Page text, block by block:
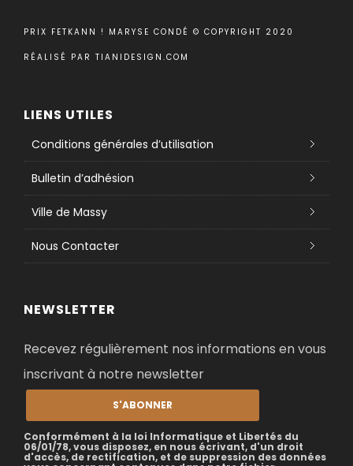
PRIX FETKANN ! MARYSE CONDÉ © COPYRIGHT 2020
RÉALISÉ PAR TIANIDESIGN.COM
LIENS UTILES
Conditions générales d’utilisation
Bulletin d’adhésion
Ville de Massy
Nous Contacter
NEWSLETTER
Recevez régulièrement nos informations en vous
inscrivant à notre newsletter
S'ABONNER
Conformément à la loi Informatique et Libertés du
06/01/78, vous disposez, en nous écrivant, d'un droit
d'accès, de rectification, et de suppression des données